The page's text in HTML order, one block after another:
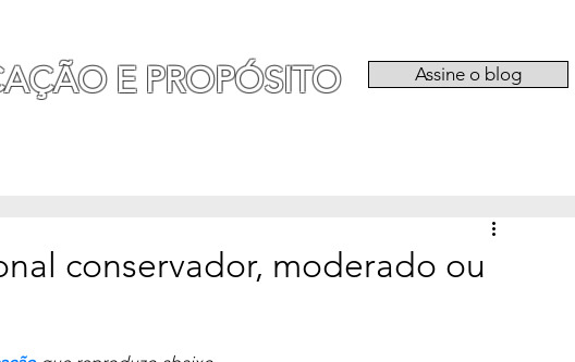
E PROPÓSITO Assine o blog
conservador, moderado ou